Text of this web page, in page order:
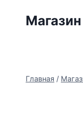
Главная /